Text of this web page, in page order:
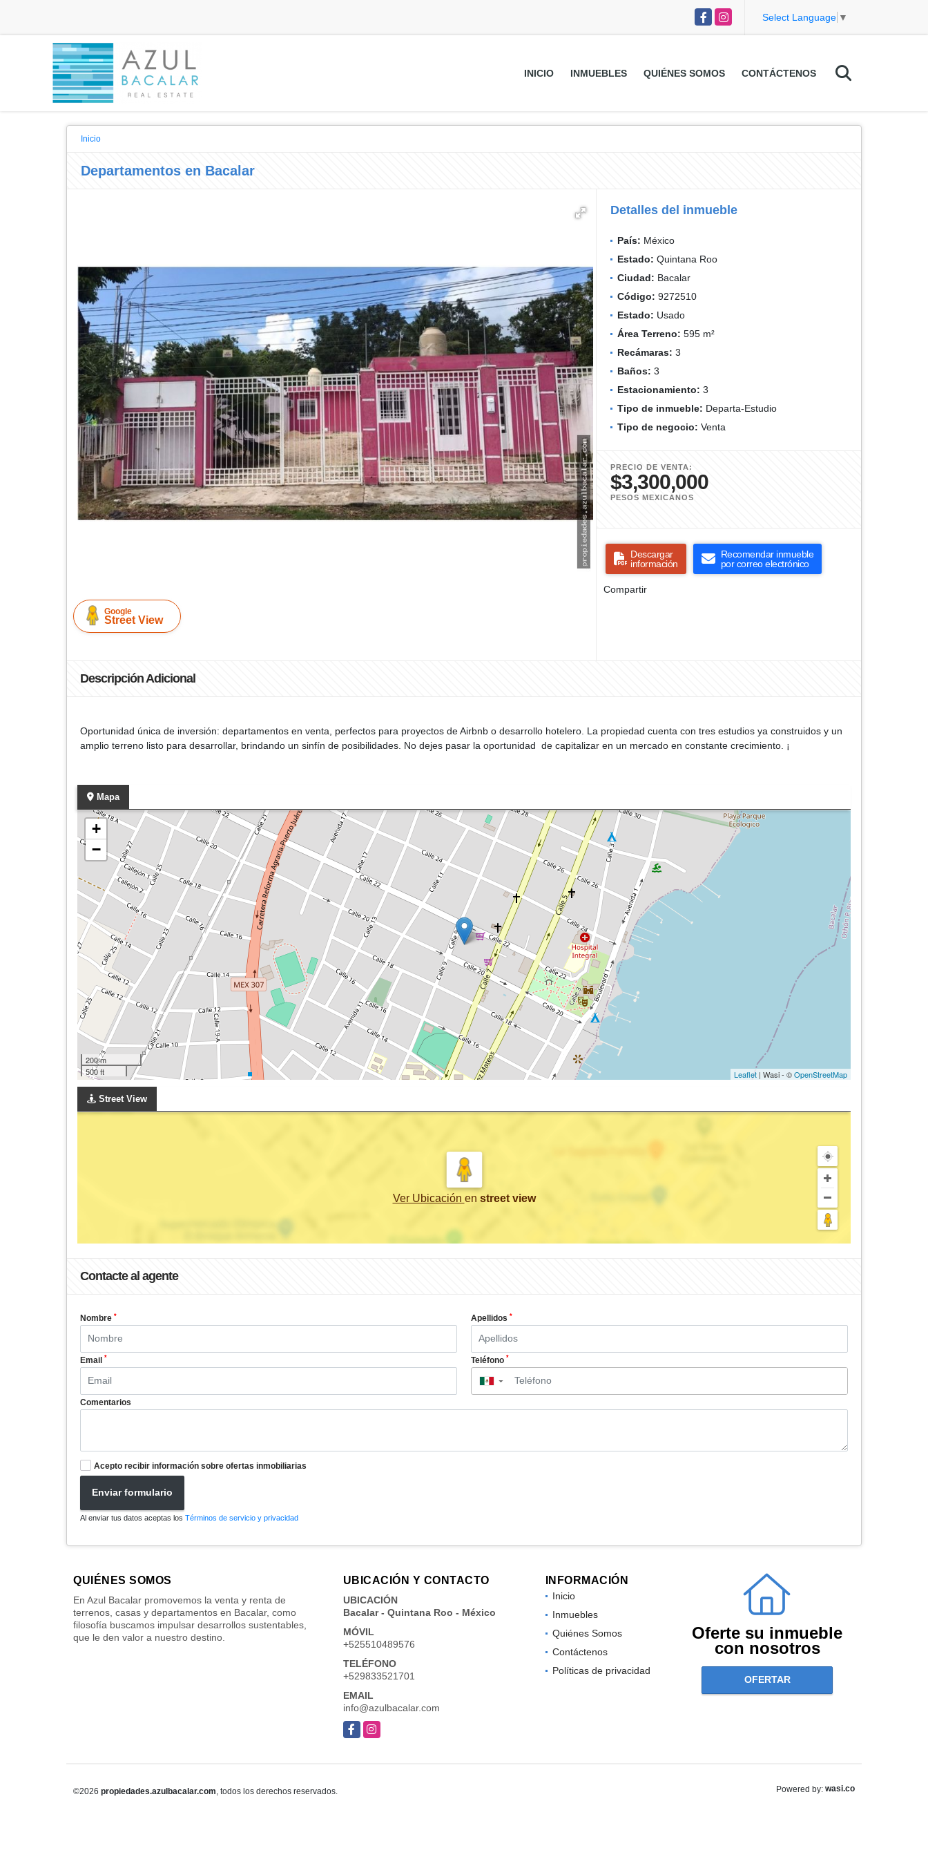
FacebookInstagram Select Language ▼
INICIO INMUEBLES QUIÉNES SOMOS CONTÁCTENOS
Inicio
Departamentos en Bacalar
Google
Street View
Detalles del inmueble
País: México
Estado: Quintana Roo
Ciudad: Bacalar
Código: 9272510
Estado: Usado
Área Terreno: 595 m²
Recámaras: 3
Baños: 3
Estacionamiento: 3
Tipo de inmueble: Departa-Estudio
Tipo de negocio: Venta
PRECIO DE VENTA:
$3,300,000
PESOS MEXICANOS
Descargar
información
Recomendar inmueble
por correo electrónico
Compartir
Descripción Adicional
Oportunidad única de inversión: departamentos en venta, perfectos para proyectos de Airbnb o desarrollo hotelero. La propiedad cuenta con tres estudios ya construidos y un
amplio terreno listo para desarrollar, brindando un sinfín de posibilidades. No dejes pasar la oportunidad de capitalizar en un mercado en constante crecimiento. ¡
Mapa
+
−
200 m
500 ft
Leaflet | Wasi - ©OpenStreetMap
Street View
Ver Ubicación en street view
Contacte al agente
Nombre * Apellidos *
Email * Teléfono *
▼
Comentarios
Acepto recibir información sobre ofertas inmobiliarias
Enviar formulario
Al enviar tus datos aceptas los Términos de servicio y privacidad
QUIÉNES SOMOS
En Azul Bacalar promovemos la venta y renta de
terrenos, casas y departamentos en Bacalar, como
filosofía buscamos impulsar desarrollos sustentables,
que le den valor a nuestro destino.
UBICACIÓN Y CONTACTO
UBICACIÓN
Bacalar - Quintana Roo - México
MÓVIL
+525510489576
TELÉFONO
+529833521701
EMAIL
info@azulbacalar.com
FacebookInstagram
INFORMACIÓN
Inicio
Inmuebles
Quiénes Somos
Contáctenos
Políticas de privacidad
Oferte su inmueble
con nosotros
OFERTAR
©2026 propiedades.azulbacalar.com, todos los derechos reservados. Powered by: wasi.co